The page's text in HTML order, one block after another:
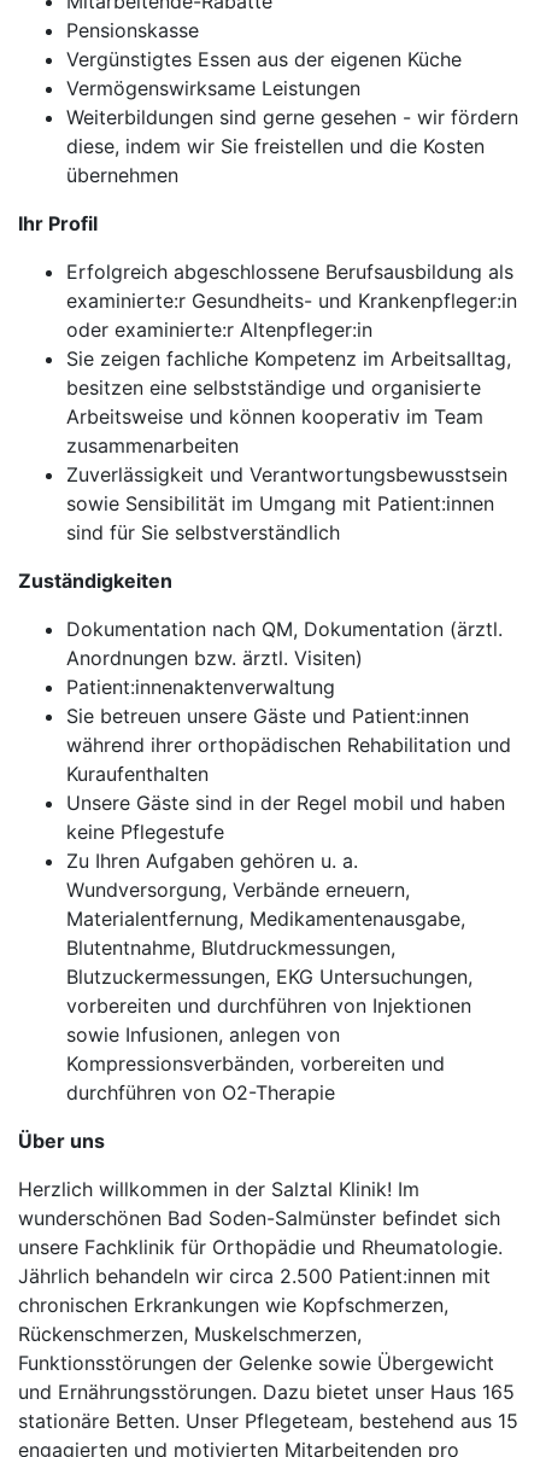
Pensionskasse
Vergünstigtes Essen aus der eigenen Küche
Vermögenswirksame Leistungen
Weiterbildungen sind gerne gesehen - wir fördern
diese, indem wir Sie freistellen und die Kosten
übernehmen
Ihr Profil
Erfolgreich abgeschlossene Berufsausbildung als
examinierte:r Gesundheits- und Krankenpfleger:in
oder examinierte:r Altenpfleger:in
Sie zeigen fachliche Kompetenz im Arbeitsalltag,
besitzen eine selbstständige und organisierte
Arbeitsweise und können kooperativ im Team
zusammenarbeiten
Zuverlässigkeit und Verantwortungsbewusstsein
sowie Sensibilität im Umgang mit Patient:innen
sind für Sie selbstverständlich
Zuständigkeiten
Dokumentation nach QM, Dokumentation (ärztl.
Anordnungen bzw. ärztl. Visiten)
Patient:innenaktenverwaltung
Sie betreuen unsere Gäste und Patient:innen
während ihrer orthopädischen Rehabilitation und
Kuraufenthalten
Unsere Gäste sind in der Regel mobil und haben
keine Pflegestufe
Zu Ihren Aufgaben gehören u. a.
Wundversorgung, Verbände erneuern,
Materialentfernung, Medikamentenausgabe,
Blutentnahme, Blutdruckmessungen,
Blutzuckermessungen, EKG Untersuchungen,
vorbereiten und durchführen von Injektionen
sowie Infusionen, anlegen von
Kompressionsverbänden, vorbereiten und
durchführen von O2-Therapie
Über uns
Herzlich willkommen in der Salztal Klinik! Im
wunderschönen Bad Soden-Salmünster befindet sich
unsere Fachklinik für Orthopädie und Rheumatologie.
Jährlich behandeln wir circa 2.500 Patient:innen mit
chronischen Erkrankungen wie Kopfschmerzen,
Rückenschmerzen, Muskelschmerzen,
Funktionsstörungen der Gelenke sowie Übergewicht
und Ernährungsstörungen. Dazu bietet unser Haus 165
stationäre Betten. Unser Pflegeteam, bestehend aus 15
engagierten und motivierten Mitarbeitenden pro